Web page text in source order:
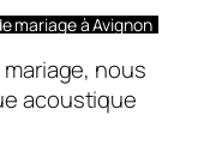
mariage à Avignon
nous
acoustique